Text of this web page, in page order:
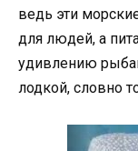
ведь эти
для людей, а
удивлению
лодкой, словно